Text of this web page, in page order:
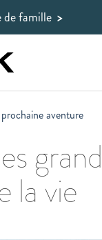
de famille >
aventure
la vie